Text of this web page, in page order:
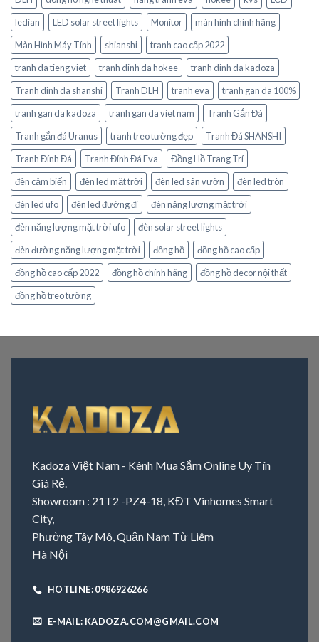
ledian
LED solar street lights Monitor
màn hình chính hãng
Màn Hình Máy Tính
shianshi
tranh cao cấp 2022
tranh da tieng viet
tranh dinh da hokee
tranh dinh da kadoza
Tranh dinh da shanshi
Tranh DLH tranh eva
tranh gan da 100%
tranh gan da kadoza
tranh gan da viet nam
Tranh Gắn Đá
Tranh gắn đá Uranus
tranh treo tường đẹp
Tranh Đá SHANSHI
Tranh Đính Đá
Tranh Đính Đá Eva
Đồng Hồ Trang Trí
đèn cảm biến
đèn led mặt trời đèn led sân vườn
đèn led tròn
đèn led ufo
đèn led đường đi
đèn năng lượng mặt trời
đèn năng lượng mặt trời ufo
đèn solar street lights
đèn đường năng lượng mặt trời
đồng hồ
đồng hồ cao cấp
đồng hồ cao cấp 2022
đồng hồ chính hãng
đồng hồ decor nội thất
đồng hồ treo tường
Kadoza Việt Nam - Kênh Mua Sắm Online Uy Tín
Giá Rẻ.
Showroom : 21T2 -PZ4-18, KĐT Vinhomes Smart
City,
Phường Tây Mô, Quận Nam Từ Liêm
Hà Nội
HOTLINE: 0986926266
E-MAIL: KADOZA.COM@GMAIL.COM